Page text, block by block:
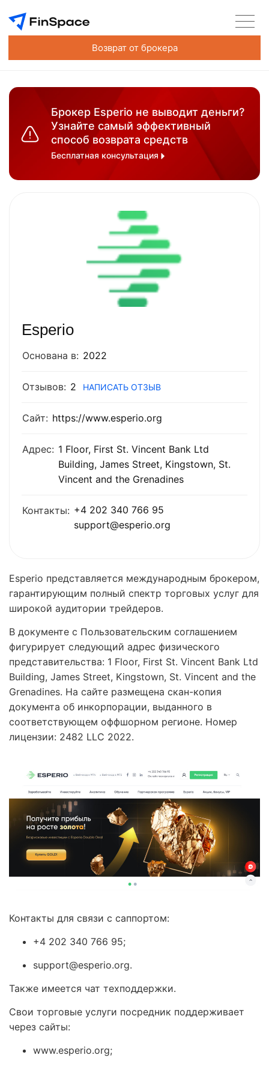
Возврат от брокера
Брокер Esperio не выводит деньги?
Узнайте самый эффективный
способ возврата средств
Бесплатная консультация
Esperio
Основана в: 2022
Отзывов: 2 НАПИСАТЬ ОТЗЫВ
Сайт: https://www.esperio.org
Адрес: 1 Floor, First St. Vincent Bank Ltd
Building, James Street, Kingstown, St.
Vincent and the Grenadines
Контакты: +4 202 340 766 95
support@esperio.org
Esperio представляется международным брокером,
гарантирующим полный спектр торговых услуг для
широкой аудитории трейдеров.
В документе с Пользовательским соглашением
фигурирует следующий адрес физического
представительства: 1 Floor, First St. Vincent Bank Ltd
Building, James Street, Kingstown, St. Vincent and the
Grenadines. На сайте размещена скан-копия
документа об инкорпорации, выданного в
соответствующем оффшорном регионе. Номер
лицензии: 2482 LLC 2022.
Контакты для связи с саппортом:
+4 202 340 766 95;
support@esperio.org.
Также имеется чат техподдержки.
Свои торговые услуги посредник поддерживает
через сайты:
www.esperio.org;